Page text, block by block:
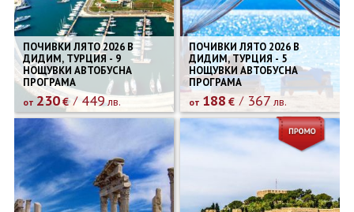
ПОЧИВКИ ЛЯТО 2026 В
ДИДИМ, ТУРЦИЯ - 9
НОЩУВКИ АВТОБУСНА
ПРОГРАМА
от 230€ 449лв.
ПОЧИВКИ ЛЯТО 2026 В
ДИДИМ, ТУРЦИЯ - 5
НОЩУВКИ АВТОБУСНА
ПРОГРАМА
от 188 € 367 лв.